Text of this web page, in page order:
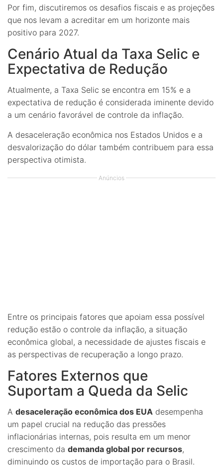
Por fim, discutiremos os desafios fiscais e as projeções
que nos levam a acreditar em um horizonte mais
positivo para 2027.
Cenário Atual da Taxa Selic e
Expectativa de Redução
Atualmente, a Taxa Selic se encontra em 15% e a
expectativa de redução é considerada iminente devido
a um cenário favorável de controle da inflação.
A desaceleração econômica nos Estados Unidos e a
desvalorização do dólar também contribuem para essa
perspectiva otimista.
Anúncios
Entre os principais fatores que apoiam essa possível
redução estão o controle da inflação, a situação
econômica global, a necessidade de ajustes fiscais e
as perspectivas de recuperação a longo prazo.
Fatores Externos que
Suportam a Queda da Selic
A desaceleração econômica dos EUA desempenha
um papel crucial na redução das pressões
inflacionárias internas, pois resulta em um menor
crescimento da demanda global por recursos,
diminuindo os custos de importação para o Brasil.